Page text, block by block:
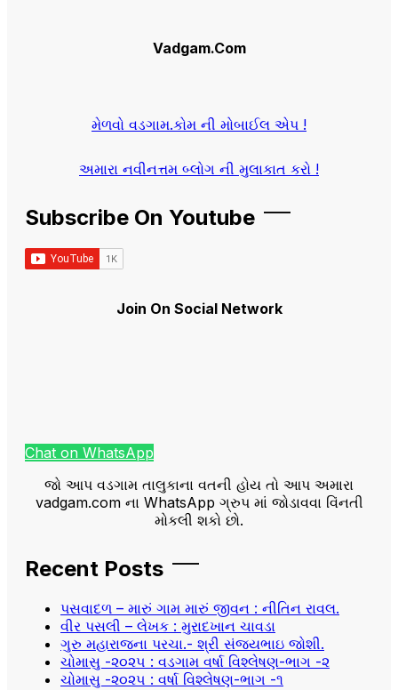
Vadgam.Com
મેળવો વડગામ.કોમ ની મોબાઈલ એપ !
અમારા નવીનત્તમ બ્લોગ ની મુલાકાત કરો !
Subscribe On Youtube
Join On Social Network
Chat on WhatsApp
જો આપ વડગામ તાલુકાના વતની હોય તો આપ અમારા
vadgam.com ના WhatsApp ગ્રુપ માં જોડાવવા વિંનતી
મોકલી શકો છો.
Recent Posts
પસવાદળ – મારું ગામ મારું જીવન : નીતિન રાવલ.
વીર પસલી – લેખક : મુરાદખાન ચાવડા
ગુરુ મહારાજના પરચા.- શ્રી સંજયભાઇ જોશી.
ચોમાસુ -૨૦૨૫ : વડગામ વર્ષા વિશ્લેષણ-ભાગ -૨
ચોમાસુ -૨૦૨૫ : વર્ષા વિશ્લેષણ-ભાગ -૧